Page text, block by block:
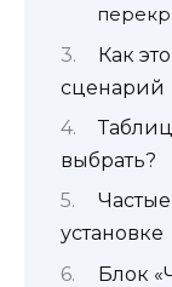
Как
сценарий
выбрать?
установке
Блок